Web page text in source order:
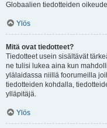
Globaalien tiedotteiden
Ylös
Mitä ovat tiedotteet?
Tiedotteet usein sisältävät
ne tulisi lukea aina kun
ylälaidassa niillä foorumeilla
tiedotteiden kohdalla,
ylläpitäjä.
Ylös